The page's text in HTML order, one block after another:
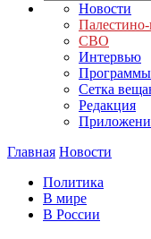
Новости
СВО
Интервью
Сетка
Редакция
Главная Новости
Политика
В мире
В России